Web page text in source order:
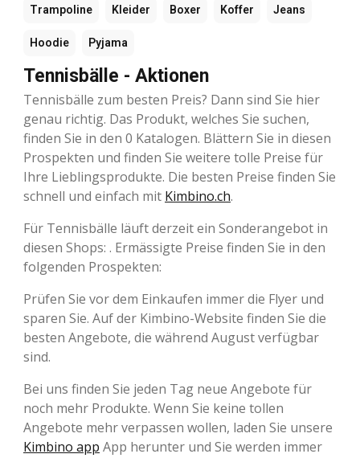
Trampoline Kleider Boxer Koffer Jeans
Hoodie Pyjama
Tennisbälle - Aktionen
Tennisbälle zum besten Preis? Dann sind Sie hier
genau richtig. Das Produkt, welches Sie suchen,
finden Sie in den 0 Katalogen. Blättern Sie in diesen
Prospekten und finden Sie weitere tolle Preise für
Ihre Lieblingsprodukte. Die besten Preise finden Sie
schnell und einfach mit Kimbino.ch.
Für Tennisbälle läuft derzeit ein Sonderangebot in
diesen Shops: . Ermässigte Preise finden Sie in den
folgenden Prospekten:
Prüfen Sie vor dem Einkaufen immer die Flyer und
sparen Sie. Auf der Kimbino-Website finden Sie die
besten Angebote, die während August verfügbar
sind.
Bei uns finden Sie jeden Tag neue Angebote für
noch mehr Produkte. Wenn Sie keine tollen
Angebote mehr verpassen wollen, laden Sie unsere
Kimbino app App herunter und Sie werden immer